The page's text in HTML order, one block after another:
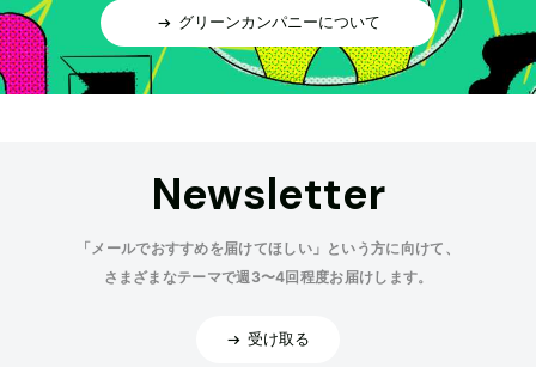
グリーンカンパニーについて
Newsletter
「メールでおすすめを届けてほしい」という方に向けて、
さまざまなテーマで週3〜4回程度お届けします。
受け取る